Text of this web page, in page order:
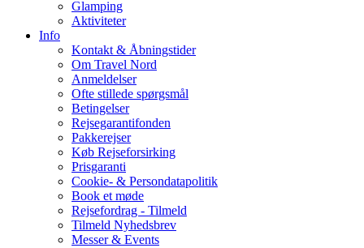
Glamping
Aktiviteter
Info
Kontakt & Åbningstider
Om Travel Nord
Anmeldelser
Ofte stillede spørgsmål
Betingelser
Rejsegarantifonden
Pakkerejser
Køb Rejseforsirking
Prisgaranti
Cookie- & Persondatapolitik
Book et møde
Rejsefordrag - Tilmeld
Tilmeld Nyhedsbrev
Messer & Events